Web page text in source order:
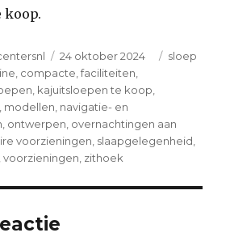
koop.
Posted
on
24 oktober 2024 Categories
sloep
compacte ,faciliteiten
kajuitsloepen te koop
modellen navigatie- en
ontwerpen overnachtingen aan
voorzieningen slaapgelegenheid
,voorzieningen zithoek